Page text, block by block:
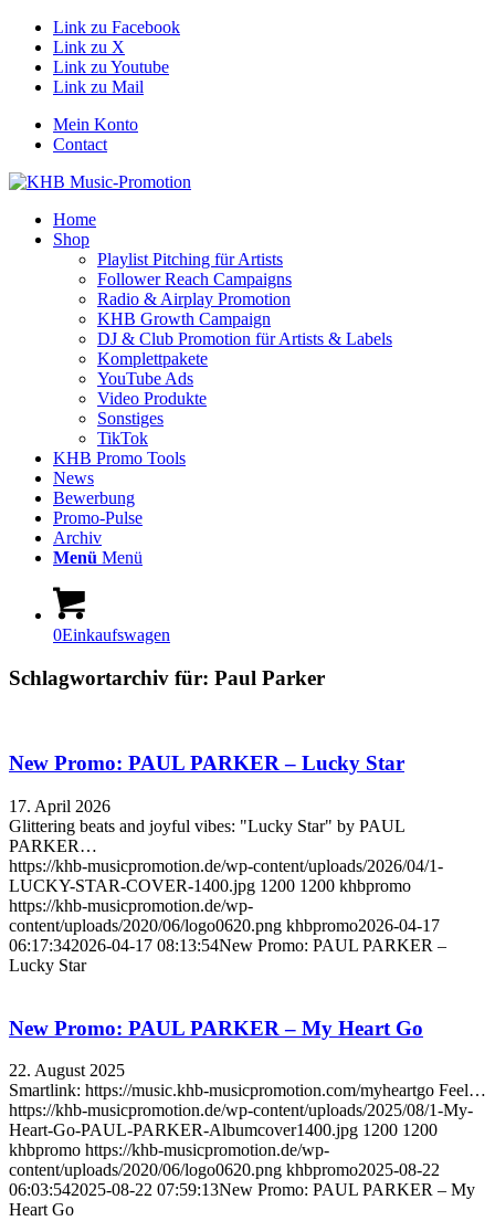
Link zu Facebook
Link zu X
Link zu Youtube
Link zu Mail
Mein Konto
Contact
Home
Shop
Playlist Pitching für Artists
Follower Reach Campaigns
Radio & Airplay Promotion
KHB Growth Campaign
DJ & Club Promotion für Artists & Labels
Komplettpakete
YouTube Ads
Video Produkte
Sonstiges
TikTok
KHB Promo Tools
News
Bewerbung
Promo-Pulse
Archiv
Menü Menü
0Einkaufswagen
Schlagwortarchiv für: Paul Parker
New Promo: PAUL PARKER – Lucky Star
17. April 2026
Glittering beats and joyful vibes: "Lucky Star" by PAUL
PARKER…
https://khb-musicpromotion.de/wp-content/uploads/2026/04/1-
LUCKY-STAR-COVER-1400.jpg 1200 1200 khbpromo
https://khb-musicpromotion.de/wp-
content/uploads/2020/06/logo0620.png khbpromo2026-04-17
06:17:342026-04-17 08:13:54New Promo: PAUL PARKER –
Lucky Star
New Promo: PAUL PARKER – My Heart Go
22. August 2025
Smartlink: https://music.khb-musicpromotion.com/myheartgo Feel…
https://khb-musicpromotion.de/wp-content/uploads/2025/08/1-My-
Heart-Go-PAUL-PARKER-Albumcover1400.jpg 1200 1200
khbpromo https://khb-musicpromotion.de/wp-
content/uploads/2020/06/logo0620.png khbpromo2025-08-22
06:03:542025-08-22 07:59:13New Promo: PAUL PARKER – My
Heart Go